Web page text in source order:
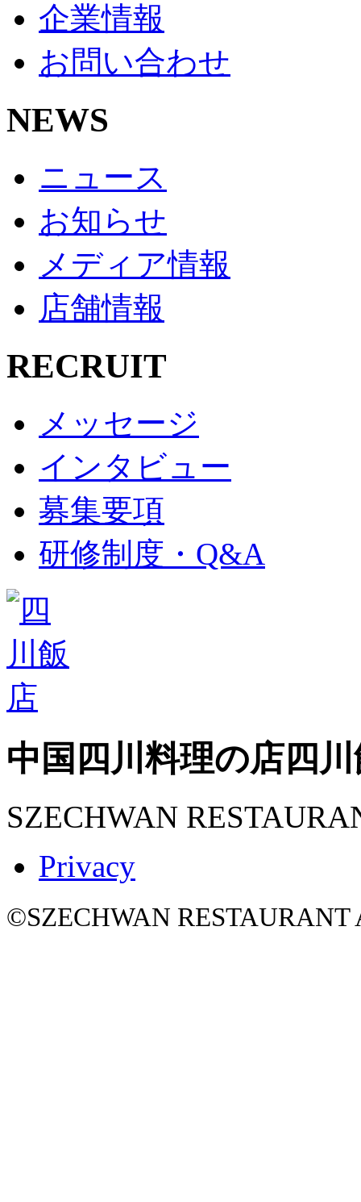
企業情報
お問い合わせ
NEWS
ニュース
お知らせ
メディア情報
店舗情報
RECRUIT
メッセージ
インタビュー
募集要項
研修制度・Q&A
中国四川料理の店 四
SZECHWAN
Privacy
©SZECHWAN RESTAURANT